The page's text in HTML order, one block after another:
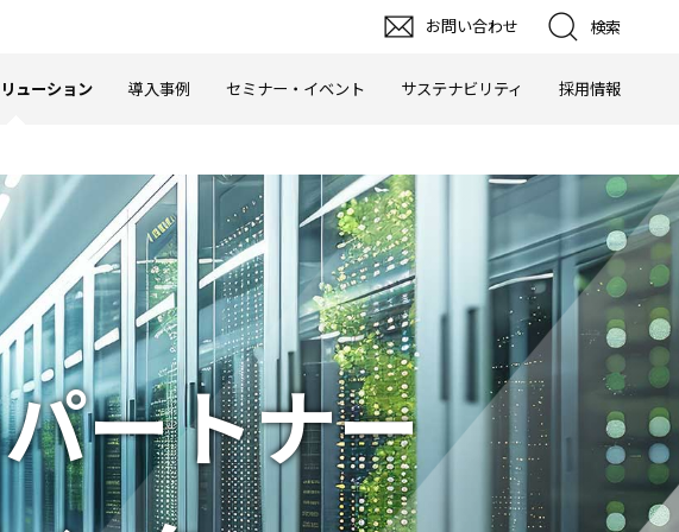
お問い合わせ 検索
ューション 導入事例 セミナー・イベント サステナビリティ 採用情報
パートナー